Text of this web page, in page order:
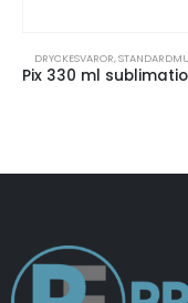
DRYCKESVAROR,